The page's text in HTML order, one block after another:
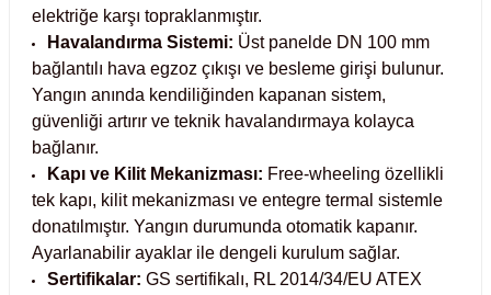
elektriğe karşı topraklanmıştır.
Havalandırma Sistemi: Üst panelde DN 100 mm
bağlantılı hava egzoz çıkışı ve besleme girişi bulunur.
Yangın anında kendiliğinden kapanan sistem,
güvenliği artırır ve teknik havalandırmaya kolayca
bağlanır.
Kapı ve Kilit Mekanizması: Free-wheeling özellikli
tek kapı, kilit mekanizması ve entegre termal sistemle
donatılmıştır. Yangın durumunda otomatik kapanır.
Ayarlanabilir ayaklar ile dengeli kurulum sağlar.
Sertifikalar: GS sertifikalı, RL 2014/34/EU ATEX